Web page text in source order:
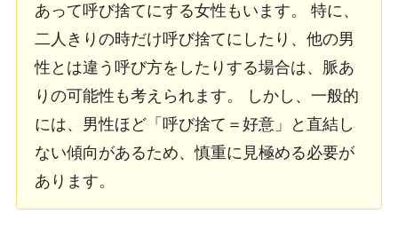
あって呼び捨てにする女性もいます。 特に、
二人きりの時だけ呼び捨てにしたり、他の男
性とは違う呼び方をしたりする場合は、脈あ
りの可能性も考えられます。 しかし、一般的
には、男性ほど「呼び捨て＝好意」と直結し
ない傾向があるため、慎重に見極める必要が
あります。